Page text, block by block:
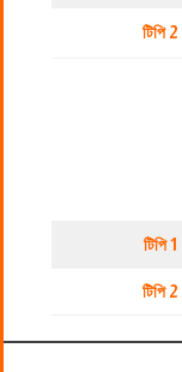
টিপি 2
টিপি 1
টিপি 2